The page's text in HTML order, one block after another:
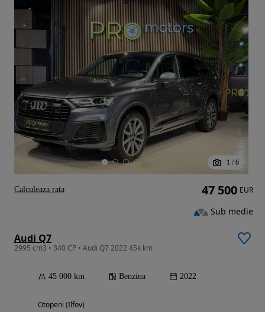
1 / 6
Audi Q7
2995 cm3 • 340 CP • Audi Q7 2022 45k km
45 000 km Benzina 2022
Otopeni (Ilfov)
47 500 EUR
Sub medie
Calculeaza rata